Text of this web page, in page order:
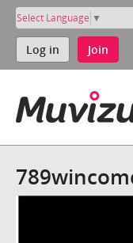
Select Language ▼
Log in Join